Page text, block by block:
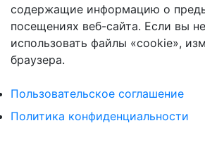
содержащие информацию о
посещениях веб-сайта. Если вы
использовать файлы «cookie»,
браузера.
Пользовательское соглашение
Политика конфиденциальности